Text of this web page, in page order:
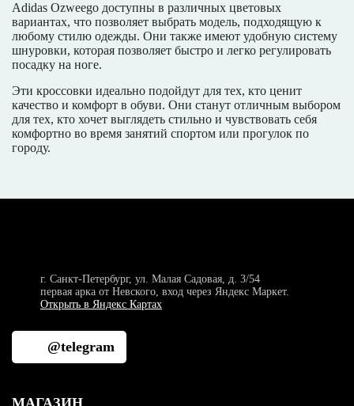
Adidas Ozweego доступны в различных цветовых
вариантах, что позволяет выбрать модель, подходящую к
любому стилю одежды. Они также имеют удобную систему
шнуровки, которая позволяет быстро и легко регулировать
посадку на ноге.
Эти кроссовки идеально подойдут для тех, кто ценит
качество и комфорт в обуви. Они станут отличным выбором
для тех, кто хочет выглядеть стильно и чувствовать себя
комфортно во время занятий спортом или прогулок по
городу.
г. Санкт-Петербург, ул. Малая Садовая, д. 3/54
первая арка от Невского, вход через Яндекс Маркет.
Открыть в Яндекс Картах
@telegram
МАГАЗИН